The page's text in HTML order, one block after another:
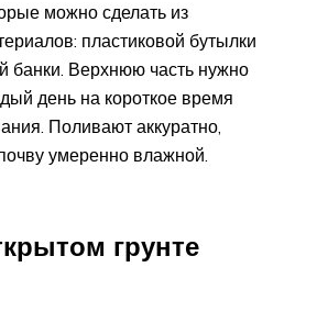
можно сделать из
пластиковой бутылки
банки. Верхнюю часть нужно
день на короткое время
Поливают аккуратно,
умеренно влажной.
грунте